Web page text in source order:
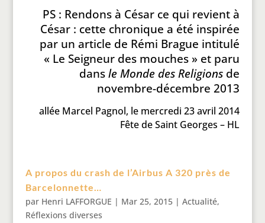
PS : Rendons à César ce qui revient à
César : cette chronique a été inspirée
par un article de Rémi Brague intitulé
« Le Seigneur des mouches » et paru
dansle Monde des Religions de
novembre-décembre 2013
allée Marcel Pagnol, le mercredi 23 avril 2014
Fête de Saint Georges – HL
A propos du crash de l’Airbus A 320 près de
Barcelonnette…
par Henri LAFFORGUE | Mar 25, 2015| Actualité,
Réflexions diverses